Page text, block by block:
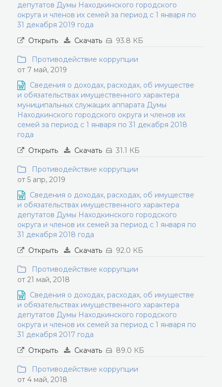
депутатов Думы Находкинского городского
округа и членов их семей за период с 1 января по
31 декабря 2019 года
Открыть
Скачать 93.8 КБ
Противодействие коррупции
от 7 май, 2019
Сведения о доходах, расходах, об имуществе
и обязательствах имущественного характера
муниципальных служащих аппарата Думы
Находкинского городского округа и членов их
семей за период с 1 января по 31 декабря 2018
года
Открыть
Скачать 31.1 КБ
Противодействие коррупции
от 5 апр, 2019
Сведения о доходах, расходах, об имуществе
и обязательствах имущественного характера
депутатов Думы Находкинского городского
округа и членов их семей за период с 1 января по
31 декабря 2018 года
Открыть
Скачать 92.0 КБ
Противодействие коррупции
от 21 май, 2018
Сведения о доходах, расходах, об имуществе
и обязательствах имущественного характера
депутатов Думы Находкинского городского
округа и членов их семей за период с 1 января по
31 декабря 2017 года
Открыть
Скачать 89.0 КБ
Противодействие коррупции
от 4 май, 2018